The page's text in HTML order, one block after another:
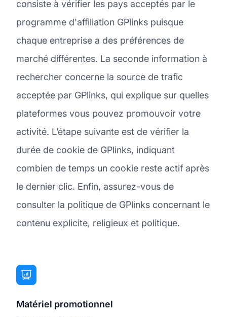
consiste à vérifier les pays acceptés par le
programme d'affiliation GPlinks puisque
chaque entreprise a des préférences de
marché différentes. La seconde information à
rechercher concerne la source de trafic
acceptée par GPlinks, qui explique sur quelles
plateformes vous pouvez promouvoir votre
activité. L’étape suivante est de vérifier la
durée de cookie de GPlinks, indiquant
combien de temps un cookie reste actif après
le dernier clic. Enfin, assurez-vous de
consulter la politique de GPlinks concernant le
contenu explicite, religieux et politique.
Matériel promotionnel